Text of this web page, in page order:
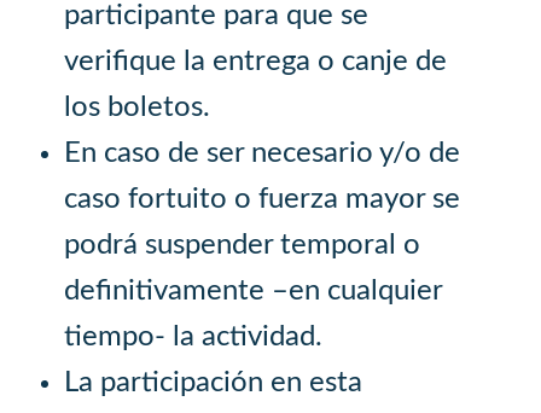
participante para que se
verifique la entrega o canje de
los boletos.
En caso de ser necesario y/o de
caso fortuito o fuerza mayor se
podrá suspender temporal o
definitivamente –en cualquier
tiempo- la actividad.
La participación en esta